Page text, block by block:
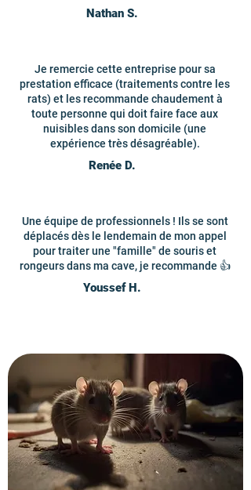
Nathan S.
Je remercie cette entreprise pour sa
prestation efficace (traitements contre les
rats) et les recommande chaudement à
toute personne qui doit faire face aux
nuisibles dans son domicile (une
expérience très désagréable).
Renée D.
Une équipe de professionnels ! Ils se sont
déplacés dès le lendemain de mon appel
pour traiter une "famille" de souris et
rongeurs dans ma cave, je recommande 👍
Youssef H.